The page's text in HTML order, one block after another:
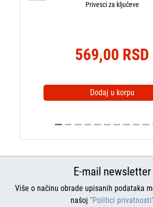
Privesci za ključeve
569,00 RSD
Dodaj u korpu
E-mail newsletter
Više o načinu obrade upisanih podataka
našoj "Politici